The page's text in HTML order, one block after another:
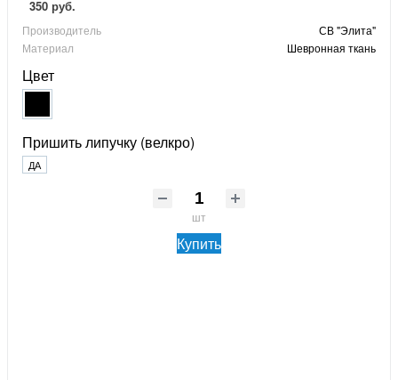
350 руб.
Производитель
СВ "Элита"
Материал
Шевронная ткань
Цвет
Пришить липучку (велкро)
ДА
шт
Купить